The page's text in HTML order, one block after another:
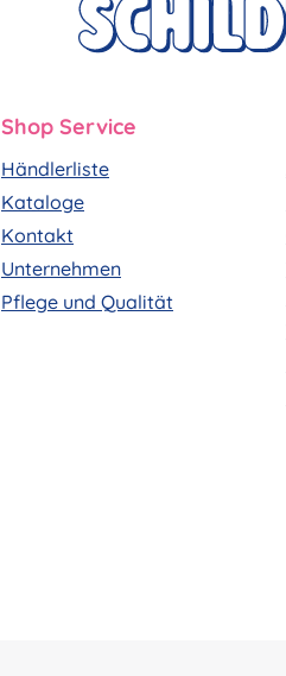
Shop Service
Händlerliste
Kataloge
Kontakt
Unternehmen
Pflege und Qualität